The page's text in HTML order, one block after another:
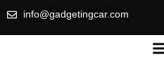
info@gadgetingcar.com